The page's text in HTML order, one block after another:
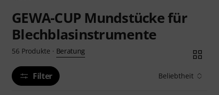
GEWA-CUP Mundstücke für
Blechblasinstrumente
56 Produkte · Beratung
Filter Beliebtheit